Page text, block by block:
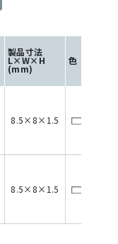
製品寸法
L×W×H
(mm)
色
8.5×8×1.5
8.5×8×1.5